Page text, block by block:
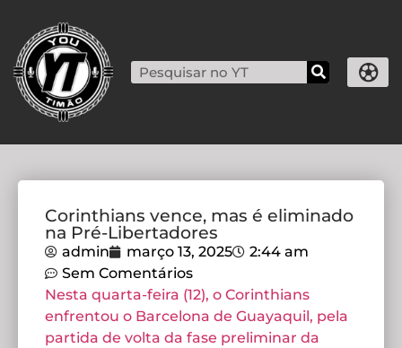
Corinthians vence, mas é eliminado
na Pré-Libertadores
admin março 13, 2025
2:44 am
Sem Comentários
Nesta quarta-feira (12), o Corinthians
enfrentou o Barcelona de Guayaquil, pela
partida de volta da fase preliminar da